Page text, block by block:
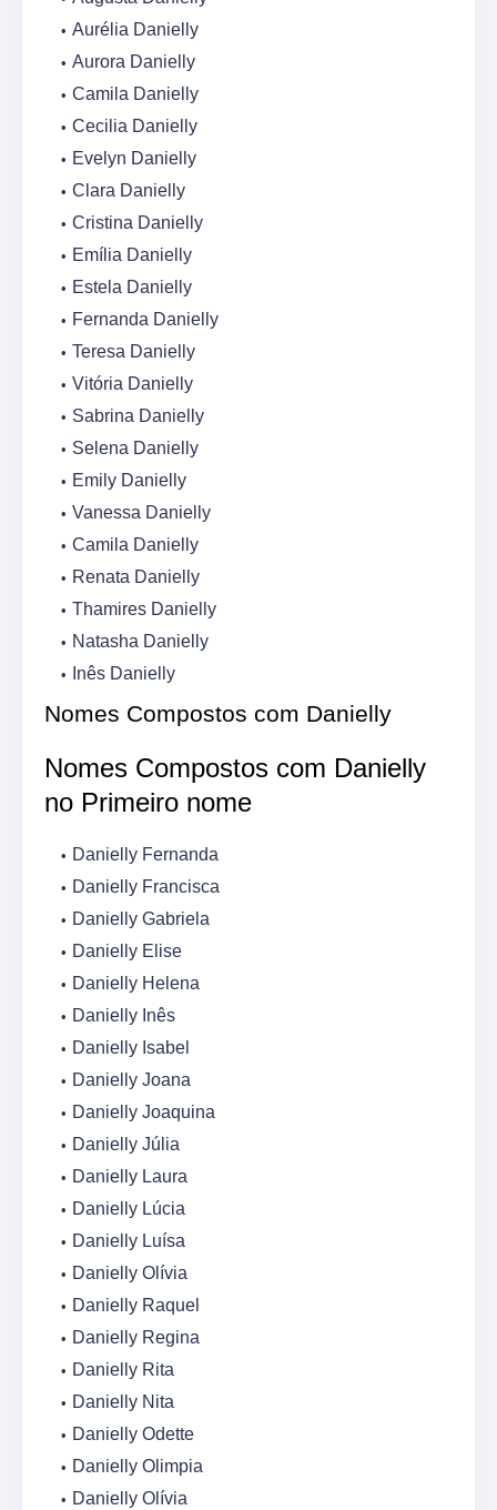
Aurélia Danielly
Aurora Danielly
Camila Danielly
Cecilia Danielly
Evelyn Danielly
Clara Danielly
Cristina Danielly
Emília Danielly
Estela Danielly
Fernanda Danielly
Teresa Danielly
Vitória Danielly
Sabrina Danielly
Selena Danielly
Emily Danielly
Vanessa Danielly
Camila Danielly
Renata Danielly
Thamires Danielly
Natasha Danielly
Inês Danielly
Nomes Compostos com Danielly
Nomes Compostos com Danielly
no Primeiro nome
Danielly Fernanda
Danielly Francisca
Danielly Gabriela
Danielly Elise
Danielly Helena
Danielly Inês
Danielly Isabel
Danielly Joana
Danielly Joaquina
Danielly Júlia
Danielly Laura
Danielly Lúcia
Danielly Luísa
Danielly Olívia
Danielly Raquel
Danielly Regina
Danielly Rita
Danielly Nita
Danielly Odette
Danielly Olimpia
Danielly Olívia